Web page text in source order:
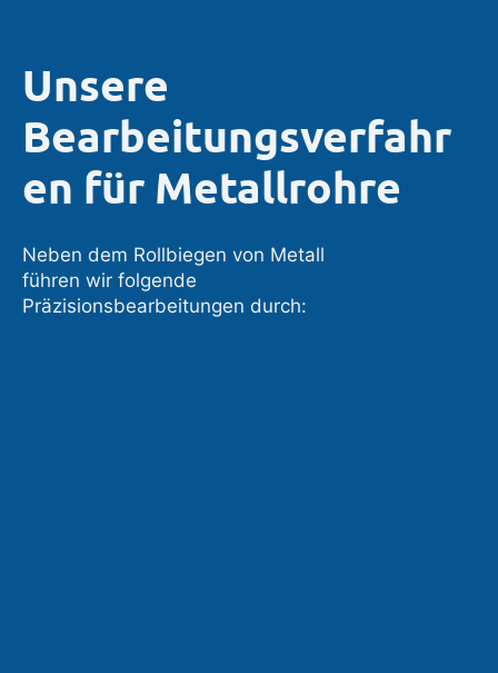
Unsere
Bearbeitungsverfahr
en für Metallrohre
Neben dem Rollbiegen von Metall
führen wir folgende
Präzisionsbearbeitungen durch: